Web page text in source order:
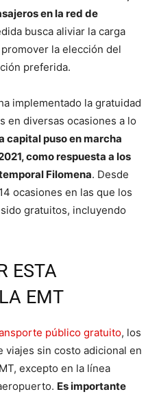
en la red de
busca aliviar la carga
la elección del
preferida.
implementado la gratuidad
en diversas ocasiones a lo
capital puso en marcha
como respuesta a los
Filomena. Desde
ocasiones en las que los
gratuitos, incluyendo
ESTA
EMT
público gratuito, los
viajes sin costo adicional en
excepto en la línea
Es importante